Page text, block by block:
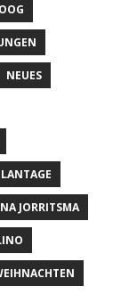
NEUES
JORRITSMA